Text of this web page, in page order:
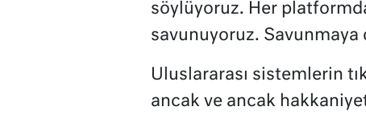
söylüyoruz. Her
savunuyoruz. Savunmaya
Uluslararası sistemlerin
ancak ve ancak